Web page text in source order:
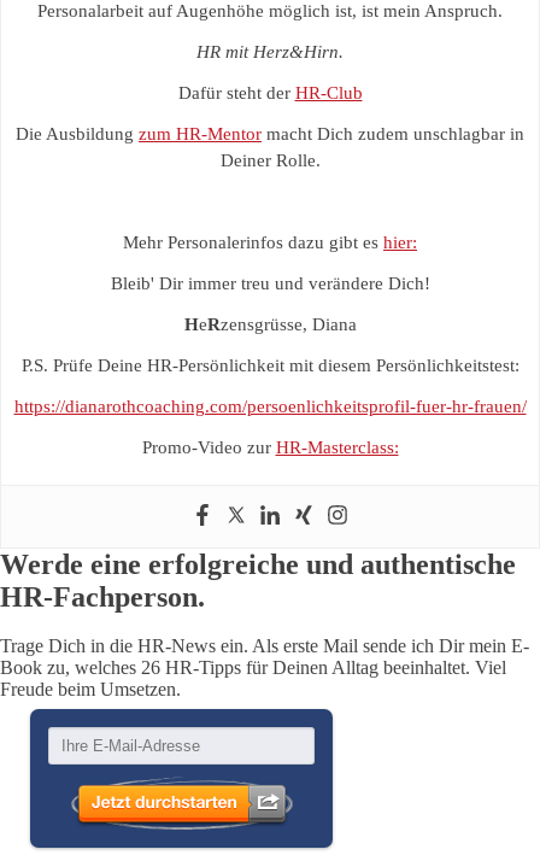
Personalarbeit auf Augenhöhe möglich ist, ist mein Anspruch.
HR mit Herz&Hirn.
Dafür steht der HR-Club
Die Ausbildung zum HR-Mentor macht Dich zudem unschlagbar in
Deiner Rolle.
Mehr Personalerinfos dazu gibt es hier:
Bleib' Dir immer treu und verändere Dich!
HeRzensgrüsse, Diana
P.S. Prüfe Deine HR-Persönlichkeit mit diesem Persönlichkeitstest:
https://dianarothcoaching.com/persoenlichkeitsprofil-fuer-hr-frauen/
Promo-Video zur HR-Masterclass:
Werde eine erfolgreiche und authentische
HR-Fachperson.
Trage Dich in die HR-News ein. Als erste Mail sende ich Dir mein E-
Book zu, welches 26 HR-Tipps für Deinen Alltag beeinhaltet. Viel
Freude beim Umsetzen.